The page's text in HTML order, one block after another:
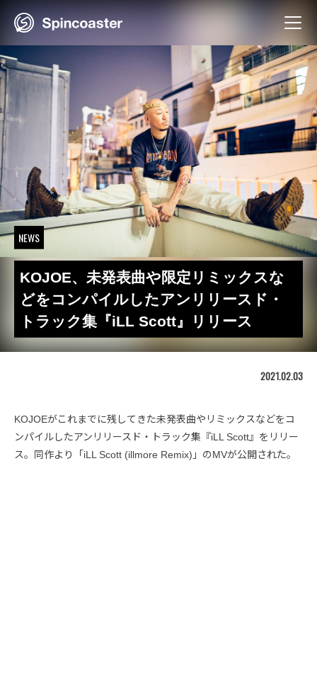
NEWS
KOJOE、未発表曲や限定リミックスな
どをコンパイルしたアンリリースド・
トラック集『iLL Scott』リリース
2021.02.03
KOJOEがこれまでに残してきた未発表曲やリミックスなどをコ
ンパイルしたアンリリースド・トラック集『iLL Scott』をリリー
ス。同作より「iLL Scott (illmore Remix)」のMVが公開された。